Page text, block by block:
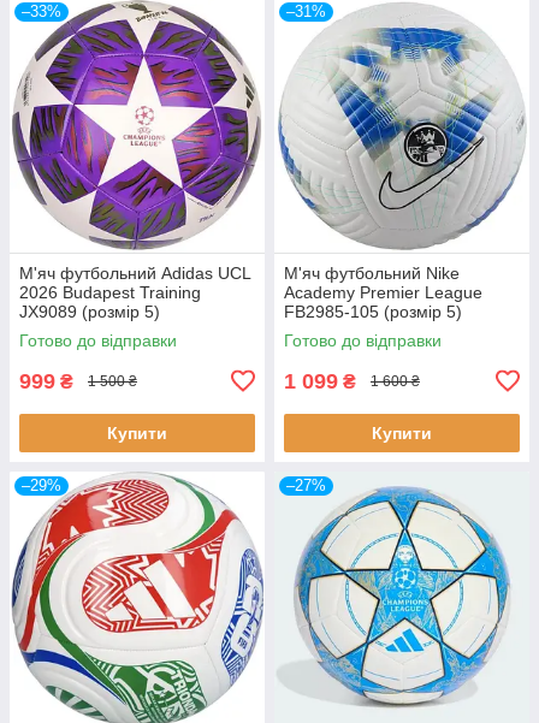
–33%
М'яч футбольний Adidas UCL
2026 Budapest Training
JX9089 (розмір 5)
Готово до відправки
999 ₴ 1 500 ₴
Купити
–31%
М'яч футбольний Nike
Academy Premier League
FB2985-105 (розмір 5)
Готово до відправки
1 099 ₴ 1 600 ₴
Купити
–29% –27%